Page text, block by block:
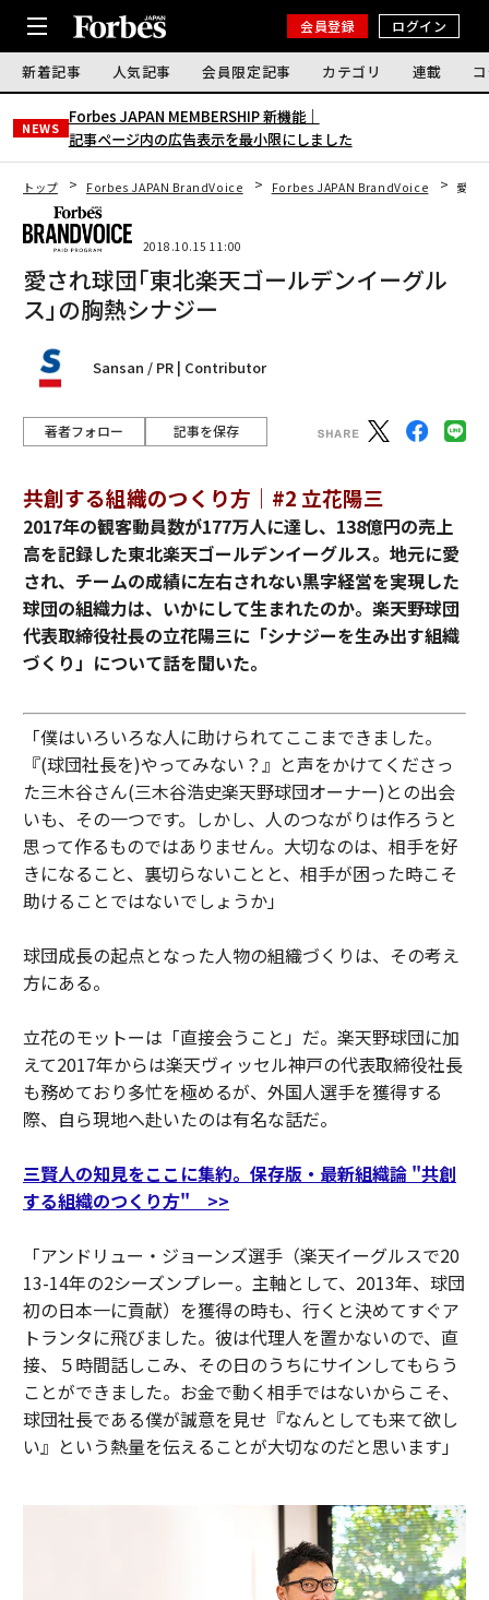
会員登録 ログイン
新着記事 人気記事 会員限定記事 カテゴリ 連載
NEWS
Forbes JAPAN MEMBERSHIP 新機能｜
記事ページ内の広告表示を最小限にしました
トップ Forbes JAPAN BrandVoice Forbes JAPAN BrandVoice 愛さ
2018.10.15 11:00
愛され球団｢東北楽天ゴールデンイーグル
ス｣の胸熱シナジー
Sansan / PR | Contributor
著者フォロー 記事を保存
共創する組織のつくり方｜#2 立花陽三
2017年の観客動員数が177万人に達し、138億円の売上
高を記録した東北楽天ゴールデンイーグルス。地元に愛
され、チームの成績に左右されない黒字経営を実現した
球団の組織力は、いかにして生まれたのか。楽天野球団
代表取締役社長の立花陽三に「シナジーを生み出す組織
づくり」について話を聞いた。
「僕はいろいろな人に助けられてここまできました。
『(球団社長を)やってみない？』と声をかけてくださっ
た三木谷さん(三木谷浩史楽天野球団オーナー)との出会
いも、その一つです。しかし、人のつながりは作ろうと
思って作るものではありません。大切なのは、相手を好
きになること、裏切らないことと、相手が困った時こそ
助けることではないでしょうか」
球団成長の起点となった人物の組織づくりは、その考え
方にある。
立花のモットーは「直接会うこと」だ。楽天野球団に加
えて2017年からは楽天ヴィッセル神戸の代表取締役社長
も務めており多忙を極めるが、外国人選手を獲得する
際、自ら現地へ赴いたのは有名な話だ。
三賢人の知見をここに集約。保存版・最新組織論 "共創
する組織のつくり方" >>
「アンドリュー・ジョーンズ選手（楽天イーグルスで20
13-14年の2シーズンプレー。主軸として、2013年、球団
初の日本一に貢献）を獲得の時も、行くと決めてすぐア
トランタに飛びました。彼は代理人を置かないので、直
接、５時間話しこみ、その日のうちにサインしてもらう
ことができました。お金で動く相手ではないからこそ、
球団社長である僕が誠意を見せ『なんとしても来て欲し
い』という熱量を伝えることが大切なのだと思います」